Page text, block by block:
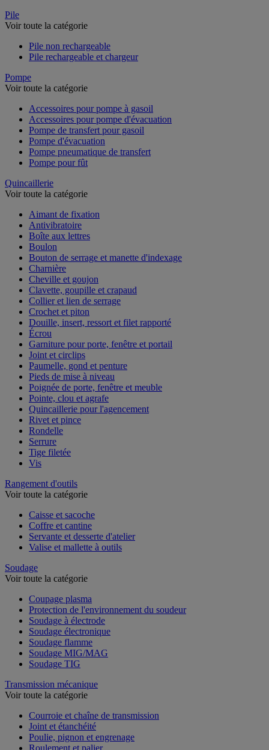
Pile
Voir toute la catégorie
Pile non rechargeable
Pile rechargeable et chargeur
Pompe
Voir toute la catégorie
Accessoires pour pompe à gasoil
Accessoires pour pompe d'évacuation
Pompe de transfert pour gasoil
Pompe d'évacuation
Pompe pneumatique de transfert
Pompe pour fût
Quincaillerie
Voir toute la catégorie
Aimant de fixation
Antivibratoire
Boîte aux lettres
Boulon
Bouton de serrage et manette d'indexage
Charnière
Cheville et goujon
Clavette, goupille et crapaud
Collier et lien de serrage
Crochet et piton
Douille, insert, ressort et filet rapporté
Écrou
Garniture pour porte, fenêtre et portail
Joint et circlips
Paumelle, gond et penture
Pieds de mise à niveau
Poignée de porte, fenêtre et meuble
Pointe, clou et agrafe
Quincaillerie pour l'agencement
Rivet et pince
Rondelle
Serrure
Tige filetée
Vis
Rangement d'outils
Voir toute la catégorie
Caisse et sacoche
Coffre et cantine
Servante et desserte d'atelier
Valise et mallette à outils
Soudage
Voir toute la catégorie
Coupage plasma
Protection de l'environnement du soudeur
Soudage à électrode
Soudage électronique
Soudage flamme
Soudage MIG/MAG
Soudage TIG
Transmission mécanique
Voir toute la catégorie
Courroie et chaîne de transmission
Joint et étanchéité
Poulie, pignon et engrenage
Roulement et palier